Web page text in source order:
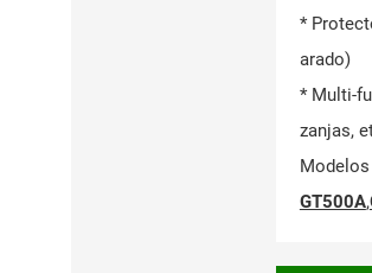
*
arado)
* Multi-
zanjas,
GT500A,